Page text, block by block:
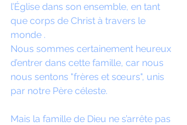
l’Église dans son ensemble, en tant
que corps de Christ à travers le
monde .
Nous sommes certainement heureux
d’entrer dans cette famille, car nous
nous sentons "frères et sœurs", unis
par notre Père céleste.
Mais la famille de Dieu ne s’arrête pas